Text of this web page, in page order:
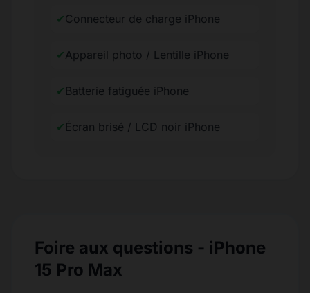
✔Connecteur de charge iPhone
✔Appareil photo / Lentille iPhone
✔ Batterie fatiguée iPhone
✔ Écran brisé / LCD noir iPhone
Foire aux questions - iPhone
15 Pro Max